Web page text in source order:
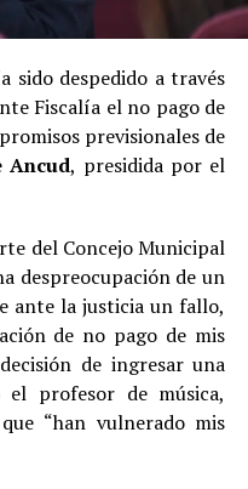
sido despedido a través
Fiscalía el no pago de
previsionales de
Ancud, presidida por el
del Concejo Municipal
despreocupación de un
ante la justicia un fallo,
de no pago de mis
de ingresar una
el profesor de música,
“han vulnerado mis